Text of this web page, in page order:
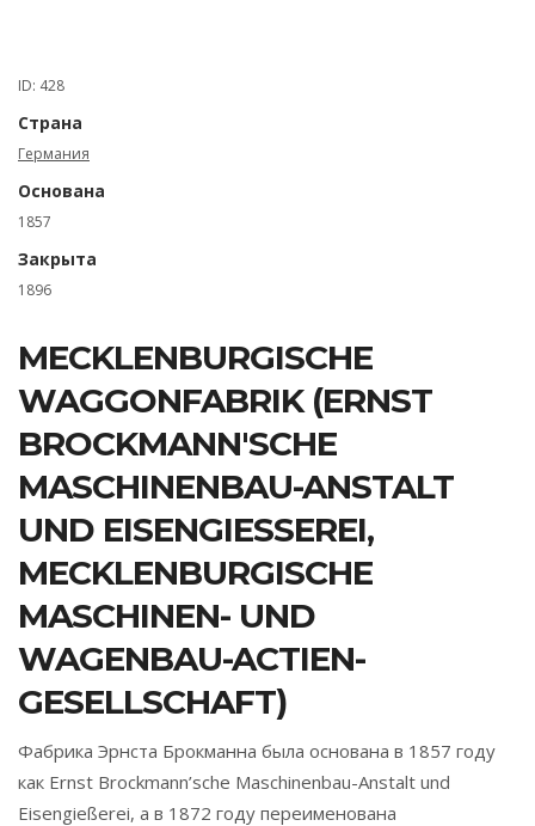
ID: 428
Страна
Германия
Основана
1857
Закрыта
1896
MECKLENBURGISCHE
WAGGONFABRIK (ERNST
BROCKMANN'SCHE
MASCHINENBAU-ANSTALT
UND EISENGIESSEREI, M
ECKLENBURGISCHE M
ASCHINEN- UND W
AGENBAU-ACTIEN-G
ESELLSCHAFT)
Фабрика Эрнста Брокманна была основана в 1857 году
как Ernst Brockmann’sche Maschinenbau-Anstalt und
Eisengießerei, а в 1872 году переименована